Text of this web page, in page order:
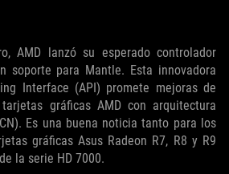
AMD lanzó su esperado controlador
soporte para Mantle. Esta innovadora
Interface (API) promete mejoras de
gráficas AMD con arquitectura
Es una buena noticia tanto para los
gráficas Asus Radeon R7, R8 y R9
la serie HD 7000.